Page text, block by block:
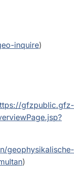
inquire)
gfzpublic.gfz-
geophysikalische-
)